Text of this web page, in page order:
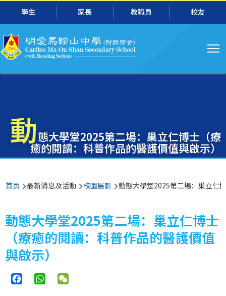
跳转到主要内容
學生 家長 教職員 校友
导
航
動態大學堂2025第二場：巢立仁博士（療
癒的閱讀：科普作品的醫護價值與啟示）
面
包
屑
首页 最新消息及活動 校園展影 動態大學堂2025第二場：巢立仁
動態大學堂2025第二場：巢立仁博士
（療癒的閱讀：科普作品的醫護價值
與啟示）
FacebookWhatsApp